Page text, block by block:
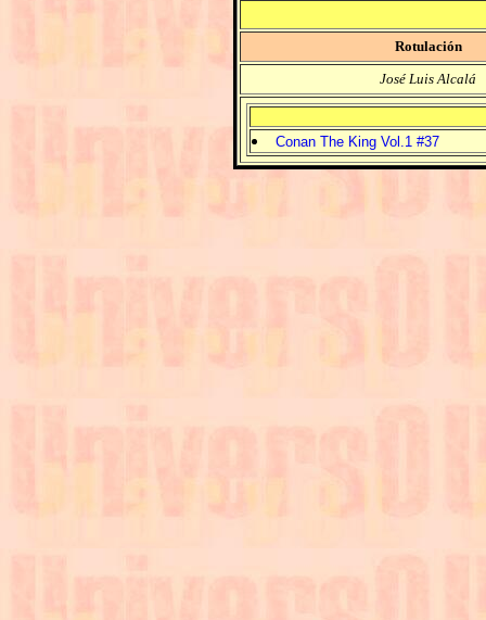
Rotulación
José Luis Alcalá
Conan The King Vol.1 #37